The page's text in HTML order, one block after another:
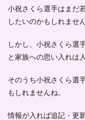
小祝さくら選手はまだ
したいのかもしれません
しかし、小祝さくら選
と家族への思い入れは
そのうち小祝さくら選
もしれませんね。
情報が入れば追記・更